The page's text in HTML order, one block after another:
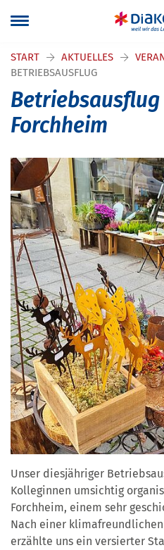
START AKTUELLES
BETRIEBSAUSFLUG
Betriebsausflug
Forchheim
Unser diesjähriger
Kolleginnen umsichtig
Forchheim, einem sehr
Nach einer
erzählte uns ein versierter